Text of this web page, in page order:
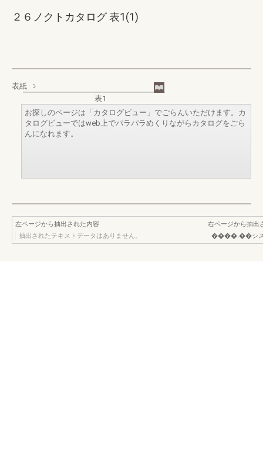
２６ノクトカタログ 表1(1)
表紙
表1
お探しのページは「カタログビュー」でごらんいただけます。カ
タログビューではweb上でパラパラめくりながらカタログをごら
んになれます。
左ページから抽出された内容
抽出されたテキストデータはありません。
右ページから抽出
����.��システ